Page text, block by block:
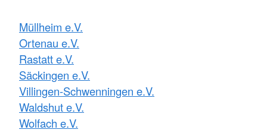
Müllheim e.V.
Ortenau e.V.
Rastatt e.V.
Säckingen e.V.
Villingen-Schwenningen e.V.
Waldshut e.V.
Wolfach e.V.